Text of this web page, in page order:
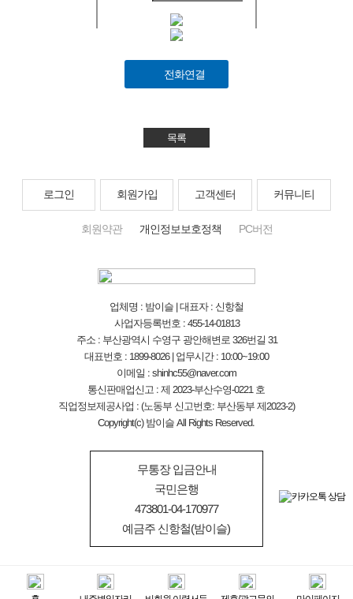
전화연결
목록
로그인 회원가입 고객센터 커뮤니티
회원약관 개인정보보호정책 PC버전
업체명 : 밤이슬 | 대표자 : 신항철
사업자등록번호 : 455-14-01813
주소 : 부산광역시 수영구 광안해변로 326번길 31
대표번호 : 1899-8026 | 업무시간 : 10:00~19:00
이메일 : shinhc55@naver.com
통신판매업신고 : 제 2023-부산수영-0221 호
직업정보제공사업 : (노동부 신고번호: 부산동부 제2023-2)
Copyright(c) 밤이슬 All Rights Reserved.
무통장 입금안내
국민은행
473801-04-170977
예금주 신항철(밤이슬)